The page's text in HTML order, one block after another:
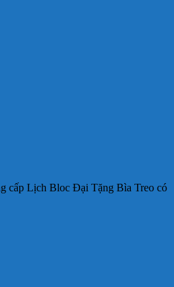
cấp Lịch Bloc Đại Tặng Bìa Treo có